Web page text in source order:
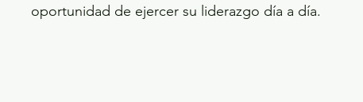
oportunidad de ejercer su liderazgo día a día.